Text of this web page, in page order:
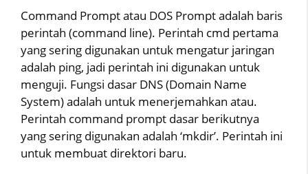
Command Prompt atau DOS Prompt adalah baris
perintah (command line). Perintah cmd pertama
yang sering digunakan untuk mengatur jaringan
adalah ping, jadi perintah ini digunakan untuk
menguji. Fungsi dasar DNS (Domain Name
System) adalah untuk menerjemahkan atau.
Perintah command prompt dasar berikutnya
yang sering digunakan adalah ‘mkdir’. Perintah ini
untuk membuat direktori baru.